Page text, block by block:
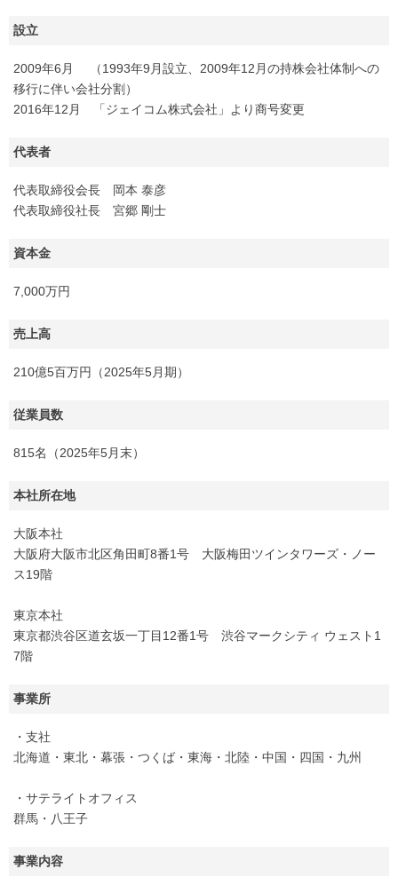
設立
2009年6月 （1993年9月設立、2009年12月の持株会社体制への
移行に伴い会社分割）
2016年12月 「ジェイコム株式会社」より商号変更
代表者
代表取締役会長 岡本 泰彦
代表取締役社長 宮郷 剛士
資本金
7,000万円
売上高
210億5百万円（2025年5月期）
従業員数
815名（2025年5月末）
本社所在地
大阪本社
大阪府大阪市北区角田町8番1号 大阪梅田ツインタワーズ・ノー
ス19階
東京本社
東京都渋谷区道玄坂一丁目12番1号 渋谷マークシティ ウェスト1
7階
事業所
・支社
北海道・東北・幕張・つくば・東海・北陸・中国・四国・九州
・サテライトオフィス
群馬・八王子
事業内容